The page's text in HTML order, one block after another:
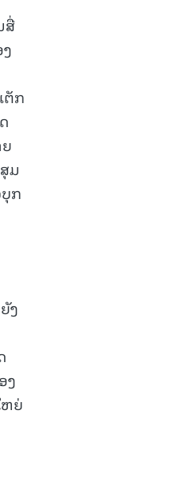
ສື່
ຕັກ
ມ
ກ
ງ
ງ
ຫຍ່